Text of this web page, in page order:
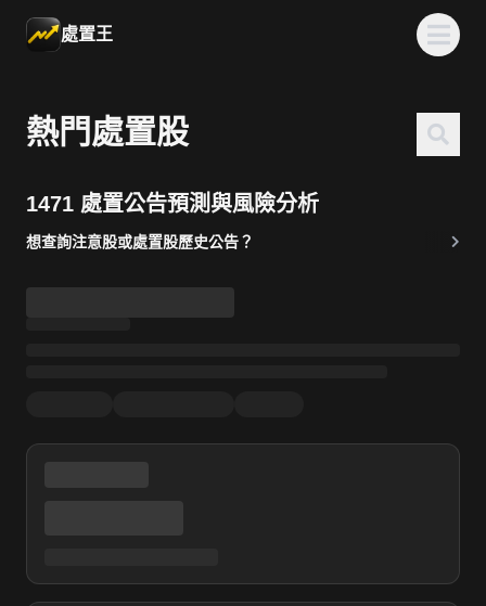
處置王
熱門處置股
1471 處置公告預測與風險分析
想查詢注意股或處置股歷史公告？